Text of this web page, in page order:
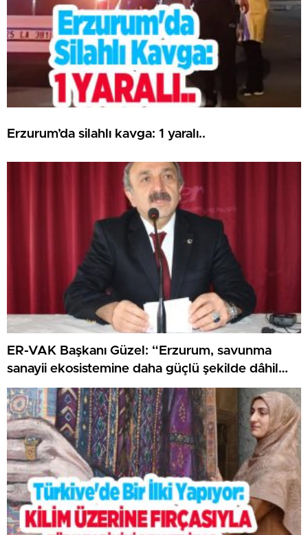
Erzurum’da silahlı kavga: 1 yaralı..
ER-VAK Başkanı Güzel: “Erzurum, savunma
sanayii ekosistemine daha güçlü şekilde dâhil
edilmeli”..